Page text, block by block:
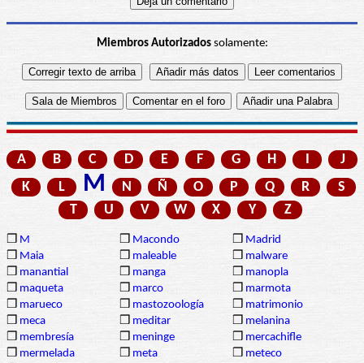
Miembros Autorizadossolamente:
A B C D E F G H I
J
K
L M N Ñ O P Q R
S
T
U V W X Y Z
❒ M ❒ Macondo ❒ Madrid
❒ Maia ❒ maleable ❒ malware
❒ manantial ❒ manga ❒ manopla
❒ maqueta ❒ marco ❒ marmota
❒ marueco ❒ mastozoología ❒ matrimonio
❒ meca ❒ meditar ❒ melanina
❒ membresía ❒ meninge ❒ mercachifle
❒ mermelada ❒ meta ❒ meteco